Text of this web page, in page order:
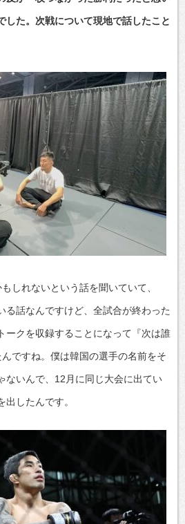
した。次戦について現地で話したこと
しれないという話を聞いていて、
る話なんですけど、全試合が終わった
ークを収録することになって『次は誰
ですね。僕は韓国の選手の名前をそ
ないんで、12月に同じ大会に出てい
したんです。